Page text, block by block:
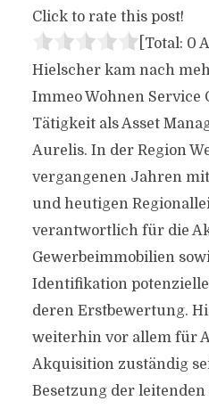
Click to rate this post!
[Total: 0
Hielscher kam nach
Immeo Wohnen Service
Tätigkeit als Asset
Aurelis. In der Region
vergangenen Jahren
und heutigen
verantwortlich für die
Gewerbeimmobilien
Identifikation
deren Erstbewertung.
weiterhin vor allem für
Akquisition zuständig
Besetzung der leitenden